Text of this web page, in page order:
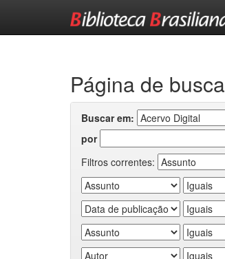
Página de busca
Buscar em:
por
Filtros correntes: